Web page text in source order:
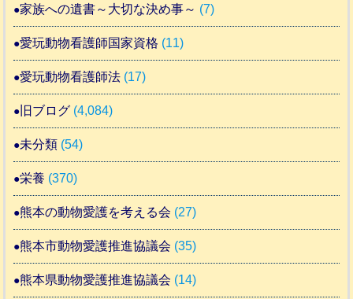
家族への遺書～大切な決め事～ (7)
愛玩動物看護師国家資格 (11)
愛玩動物看護師法 (17)
旧ブログ (4,084)
未分類 (54)
栄養 (370)
熊本の動物愛護を考える会 (27)
熊本市動物愛護推進協議会 (35)
熊本県動物愛護推進協議会 (14)